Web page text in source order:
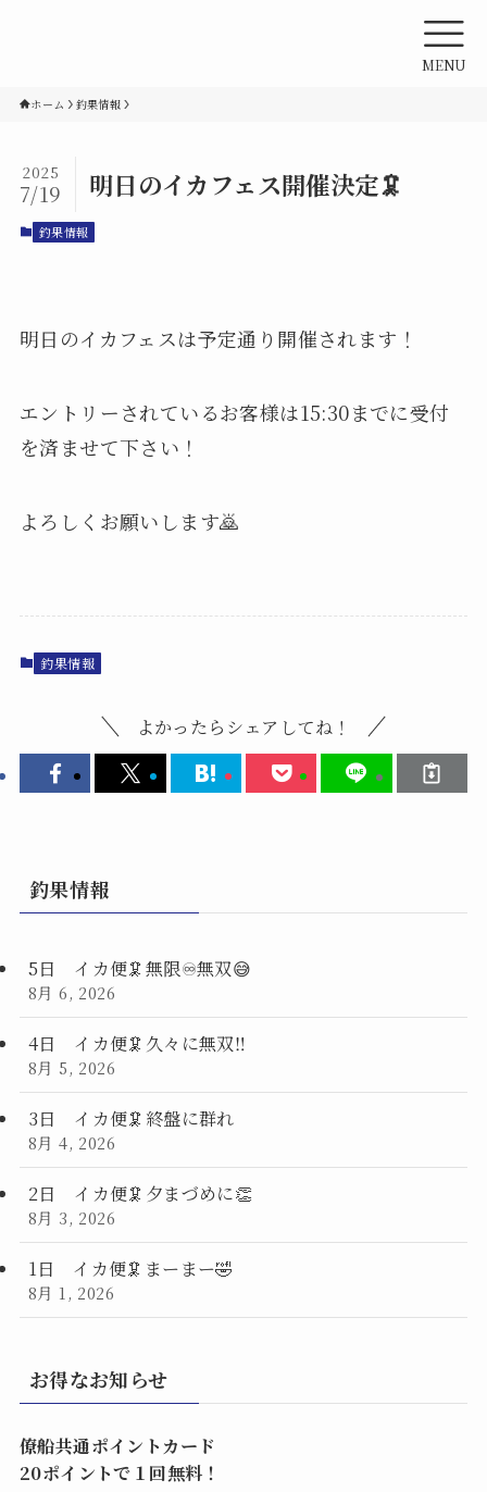
MENU
ホーム 釣果情報
明日のイカフェス開催決定🦑
2025
7/19
釣果情報
明日のイカフェスは予定通り開催されます！
エントリーされているお客様は15:30までに受付
を済ませて下さい！
よろしくお願いします🙇
釣果情報
よかったらシェアしてね！
釣果情報
5日 イカ便🦑無限♾️無双😅
8月 6, 2026
4日 イカ便🦑久々に無双‼️
8月 5, 2026
3日 イカ便🦑終盤に群れ
8月 4, 2026
2日 イカ便🦑夕まづめに👏
8月 3, 2026
1日 イカ便🦑まーまー🤣
8月 1, 2026
お得なお知らせ
僚船共通ポイントカード
20ポイントで１回無料！